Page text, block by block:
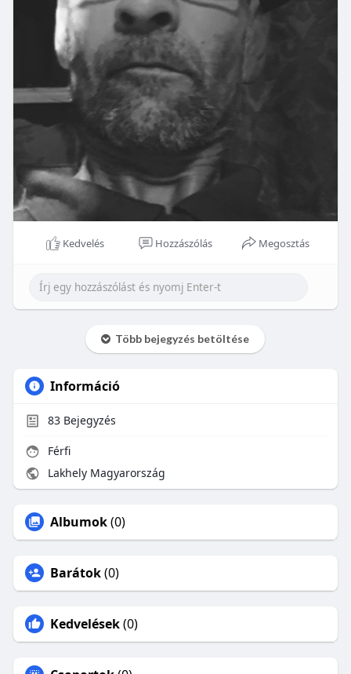
Kedvelés Hozzászólás Megosztás
Több bejegyzés betöltése
Információ
83Bejegyzés
Férfi
Lakhely Magyarország
Albumok(0)
Barátok(0)
Kedvelések(0)